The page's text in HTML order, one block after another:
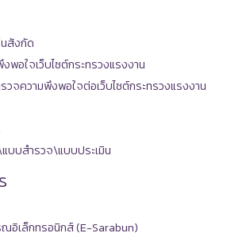
นสังกัด
พอใจเว็บไซต์กระทรวงแรงงาน
วจความพึงพอใจต่อเว็บไซต์กระทรวงแรงงาน
บบสำรวจ\แบบประเมิน
อิเล็กทรอนิกส์ (E-Sarabun)